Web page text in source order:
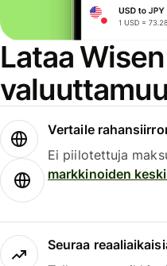
Lataa
Vertaile
Ei piilotettuja
markkinoiden
Seuraa